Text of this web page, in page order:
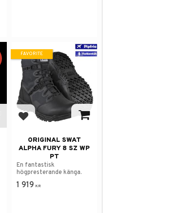
Add to favorites
ORIGINAL SWAT
ALPHA FURY 8 SZ WP
PT
En fantastisk
högpresterande känga.
1 919 KR
FAVORITE